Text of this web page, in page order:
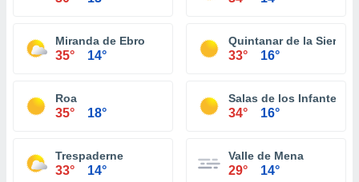
Miranda de Ebro
35° 14°
Quintanar de la Sierra
33° 16°
Roa
35° 18°
Salas de los Infantes
34° 16°
Trespaderne
33° 14°
Valle de Mena
29° 14°